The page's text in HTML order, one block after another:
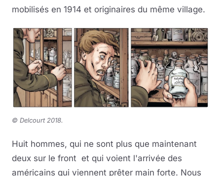
mobilisés en 1914 et originaires du même village.
© Delcourt 2018.
Huit hommes, qui ne sont plus que maintenant
deux sur le front et qui voient l'arrivée des
américains qui viennent prêter main forte. Nous